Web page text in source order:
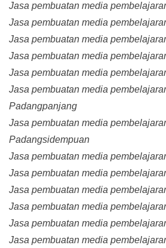
Jasa pembuatan media
Jasa pembuatan media
Jasa pembuatan media
Jasa pembuatan media
Jasa pembuatan media
Jasa pembuatan media
Padangpanjang
Jasa pembuatan media
Padangsidempuan
Jasa pembuatan media
Jasa pembuatan media
Jasa pembuatan media
Jasa pembuatan media
Jasa pembuatan media
Jasa pembuatan media